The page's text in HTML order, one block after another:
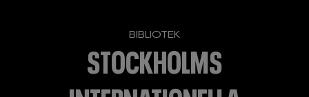
BIBLIOTEK
STOCKHOLMS